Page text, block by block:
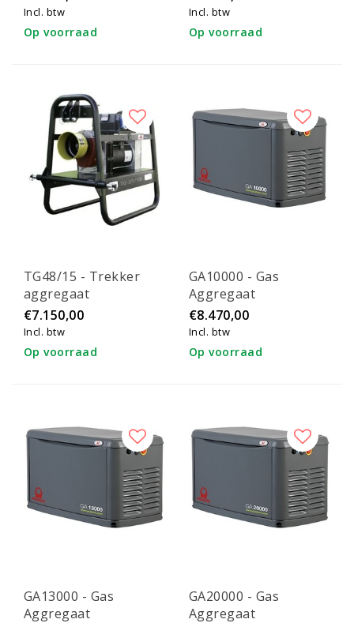
Incl. btw
Op voorraad
Incl. btw
Op voorraad
TG48/15 - Trekker
aggregaat
€7.150,00
Incl. btw
Op voorraad
GA10000 - Gas
Aggregaat
€8.470,00
Incl. btw
Op voorraad
GA13000 - Gas
Aggregaat
GA20000 - Gas
Aggregaat